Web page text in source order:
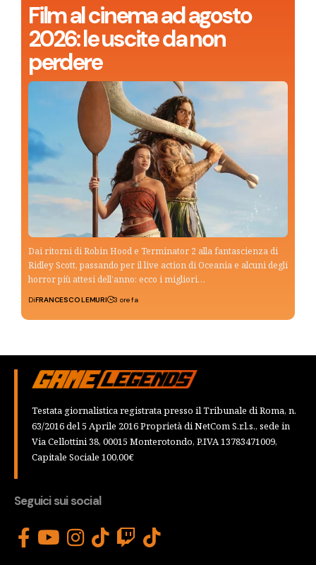
Film al cinema ad agosto
2026: le uscite da non
perdere
Dai ritorni di Robin Hood e Terminator 2 alla fantascienza di
Ridley Scott, passando per il live action di Oceania e alcuni degli
horror più attesi dell’anno: ecco i migliori…
DiFRANCESCO LEMURI 3 ore fa
Testata giornalistica registrata presso il Tribunale di Roma, n.
63/2016 del 5 Aprile 2016 Proprietà di NetCom S.r.l.s., sede in
Via Cellottini 38, 00015 Monterotondo, P.IVA 13783471009,
Capitale Sociale 100,00€
Seguici sui social